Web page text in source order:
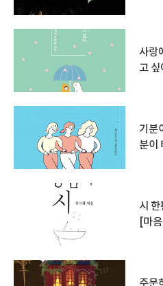
사랑
고
기분
분이
시
[마
주문